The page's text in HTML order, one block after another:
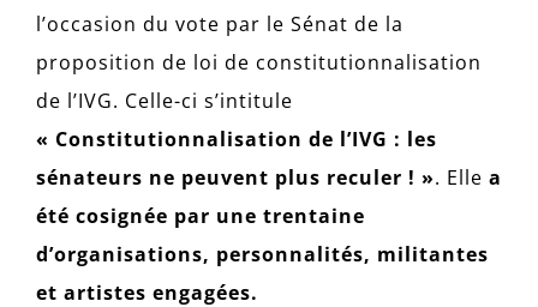
l’occasion du vote par le Sénat de la
proposition de loi de constitutionnalisation
de l’IVG. Celle-ci s’intitule
« Constitutionnalisation de l’IVG : les
sénateurs ne peuvent plus reculer ! ». Elle a
été cosignée par une trentaine
d’organisations, personnalités, militantes
et artistes engagées.